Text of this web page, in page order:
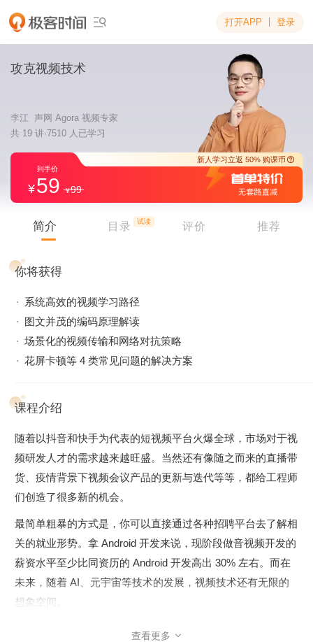
 打开APP 登录
攻克视频技术
李江 声网 Agora 视频专家
共 19 讲·7510 人已学习
59 99
新人学习立返
简介 目录 试读 评价 推荐
你将获得
系统高效的视频学习路径
图文并茂的编码原理解读
场景化的视频传输和网络对抗策略
花屏卡顿等 4 类常见问题的解决方案
课程介绍
随着以抖音和快手为代表的短视频平台火爆全球，市场对于视
频研发人才的需求越来越旺盛。当然还有像随之而来的直播带
货、疫情背景下视频会议产品的更新与迭代等等，都给工程师
们创造了很多新的机会。
最简单粗暴的方式是，你可以直接通过各种招聘平台去了解相
关的就业形势。拿 Android 开发来说，现阶段做音视频开发的
薪资水平至少比同资历的 Android 开发高出 30% 左右。而在
未来，随着 AI、元宇宙等技术的发展，视频技术还有无限的
想象空间。
但提起视频技术，学习门槛还是有的。就比如：
查看更多 